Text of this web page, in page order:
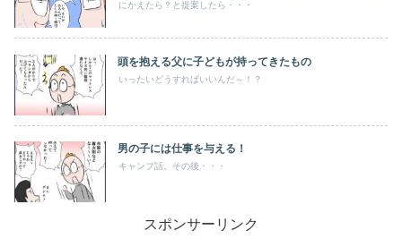
にかえたら？と提案したら・・・
頭を抱える父に子どもが持ってきたもの
いったいどうすればいいんだ～！？
男の子には仕事を与える！
キャンプ話。その後・・・
スポンサーリンク